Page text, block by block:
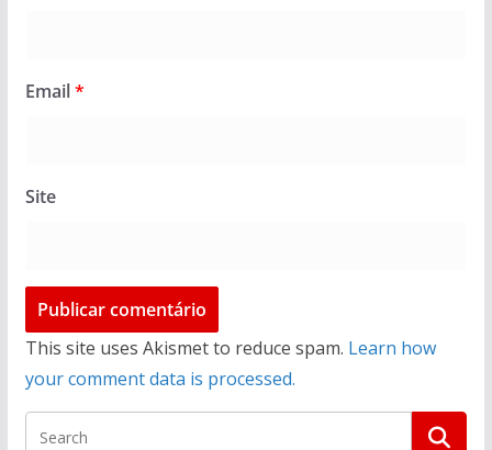
Email*
Site
This site uses Akismet to reduce spam. Learn how
your comment data is processed.